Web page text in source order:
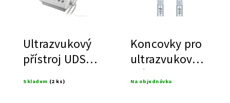
Ultrazvukový
přístroj UDS-E
Skladem (2 ks)
Koncovky pro
ultrazvukový
přístroj
Na objednávku